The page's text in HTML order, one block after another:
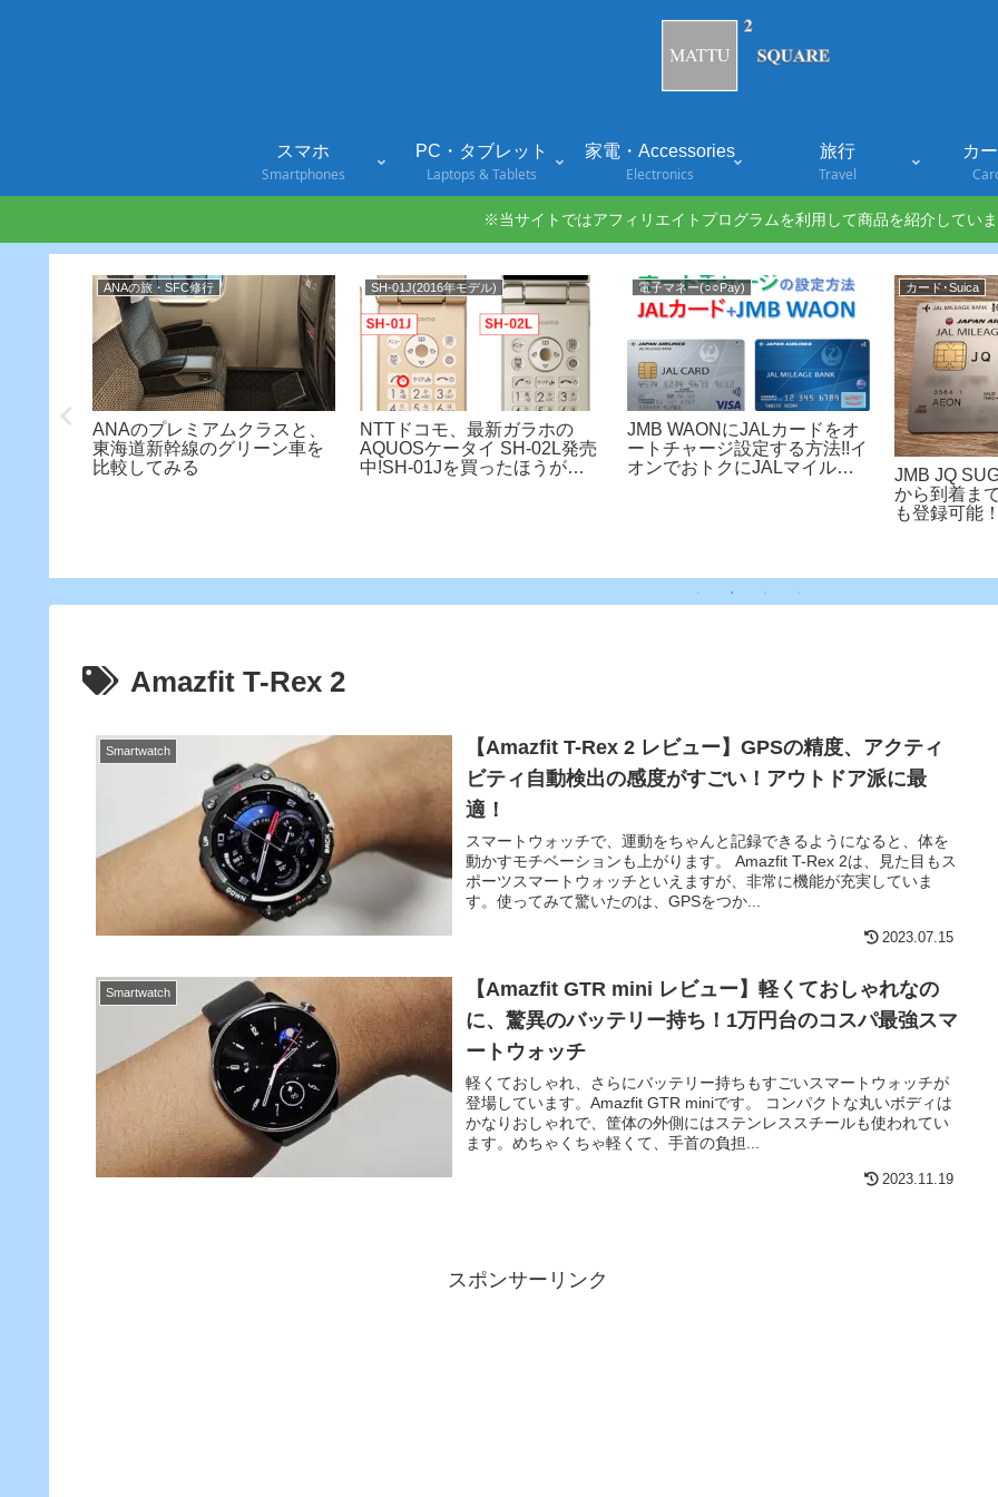
スマホ
Smartphones
PC・タブレット
Laptops & Tablets
家電・Accessories
Electronics
旅行
Travel
カ
※当サイトではアフィリエイトプログラムを利用して商品を紹介してい
ANAの旅・SFC修行
ANAのプレミアムクラスと、
東海道新幹線のグリーン車を
比較してみる
SH-01J(2016年モデル)
NTTドコモ、最新ガラホの
AQUOSケータイ SH-02L発売
中!SH-01Jを買ったほうがい
電子マネー(○○Pay)
JMB WAONにJALカードをオ
ートチャージ設定する方法!!イ
オンでおトクにJALマイルを
カード･Suica
JMB JQ
から到着ま
も登録可能
Amazfit T-Rex 2
Smartwatch
【Amazfit T-Rex 2 レビュー】GPSの精度、アクティ
ビティ自動検出の感度がすごい！アウトドア派に最
適！
スマートウォッチで、運動をちゃんと記録できるようになると、体を
動かすモチベーションも上がります。 Amazfit T-Rex 2は、見た目もス
ポーツスマートウォッチといえますが、非常に機能が充実していま
す。使ってみて驚いたのは、GPSをつか...
2023.07.15
Smartwatch
【Amazfit GTR mini レビュー】軽くておしゃれなの
に、驚異のバッテリー持ち！1万円台のコスパ最強スマ
ートウォッチ
軽くておしゃれ、さらにバッテリー持ちもすごいスマートウォッチが
登場しています。Amazfit GTR miniです。 コンパクトな丸いボディは
かなりおしゃれで、筐体の外側にはステンレススチールも使われてい
ます。めちゃくちゃ軽くて、手首の負担...
2023.11.19
スポンサーリンク